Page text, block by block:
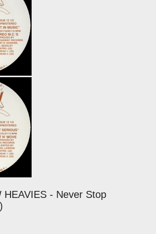
HEAVIES - Never Stop